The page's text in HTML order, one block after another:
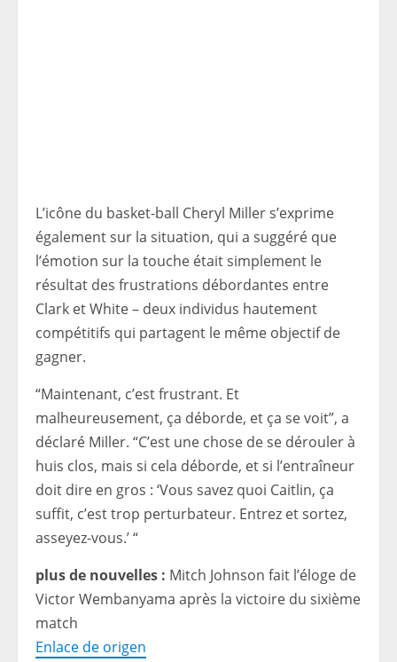
L’icône du basket-ball Cheryl Miller s’exprime
également sur la situation, qui a suggéré que
l’émotion sur la touche était simplement le
résultat des frustrations débordantes entre
Clark et White – deux individus hautement
compétitifs qui partagent le même objectif de
gagner.
“Maintenant, c’est frustrant. Et
malheureusement, ça déborde, et ça se voit”, a
déclaré Miller. “C’est une chose de se dérouler à
huis clos, mais si cela déborde, et si l’entraîneur
doit dire en gros : ‘Vous savez quoi Caitlin, ça
suffit, c’est trop perturbateur. Entrez et sortez,
asseyez-vous.’ “
plus de nouvelles : Mitch Johnson fait l’éloge de
Victor Wembanyama après la victoire du sixième
match
Enlace de origen